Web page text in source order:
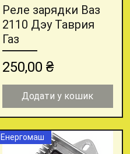
Швидкий перегляд
Реле зарядки Ваз
2110 Дэу Таврия
Газ
Ціна
250,00 ₴
Додати у кошик
Енергомаш